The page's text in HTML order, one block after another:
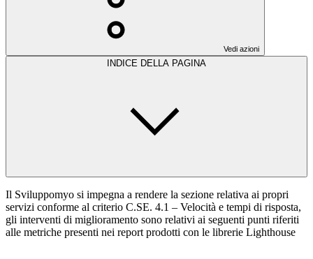
Vedi azioni
INDICE DELLA PAGINA
Il Sviluppomyo si impegna a rendere la sezione relativa ai propri
servizi conforme al criterio C.SE. 4.1 – Velocità e tempi di risposta,
gli interventi di miglioramento sono relativi ai seguenti punti riferiti
alle metriche presenti nei report prodotti con le librerie Lighthouse